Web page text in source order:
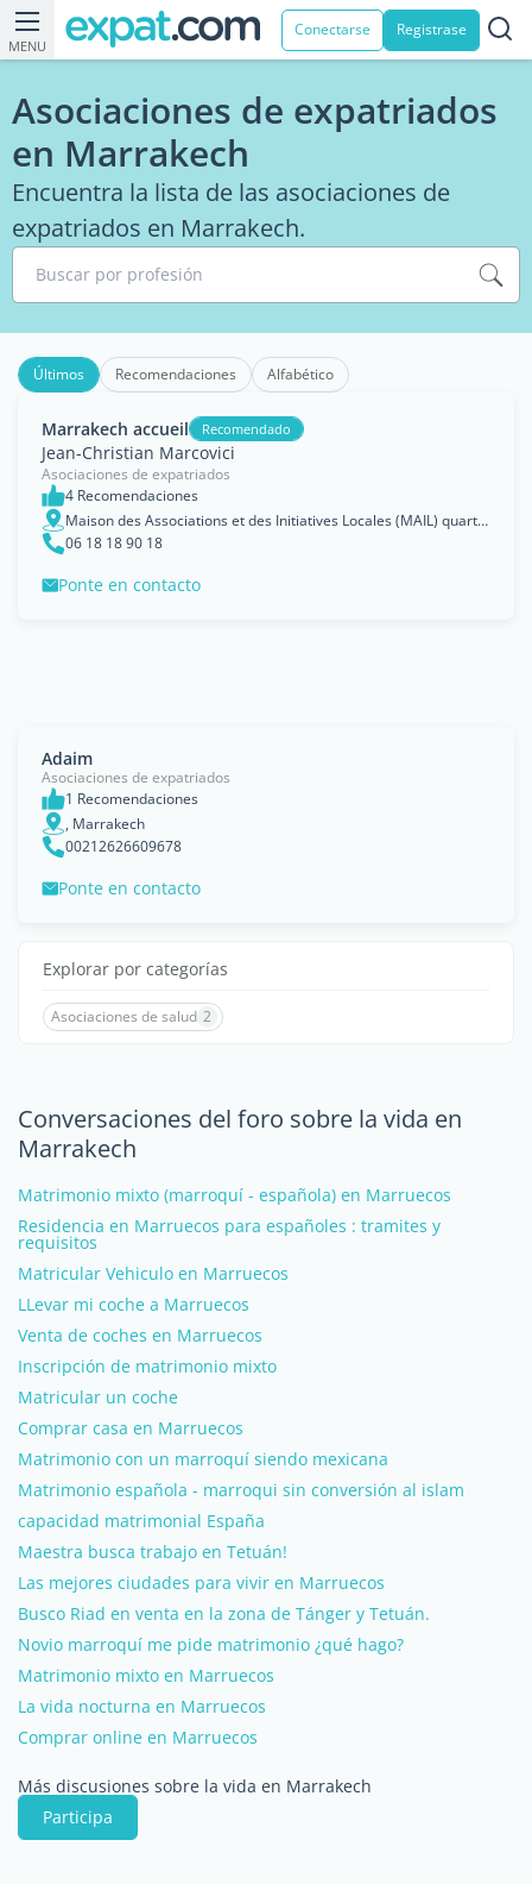
MENU
Conectarse Registrase
Asociaciones de expatriados
en Marrakech
Encuentra la lista de las asociaciones de
expatriados en Marrakech.
Buscar por profesión
Últimos Recomendaciones Alfabético
Marrakech accueil Recomendado
Jean-Christian Marcovici
Asociaciones de expatriados
4 Recomendaciones
Maison des Associations et des Initiatives Locales (MAIL) quartier Hassani, cité Castor, arrondissement Ménara, Marrakech
06 18 18 90 18
Ponte en contacto
Adaim
Asociaciones de expatriados
1 Recomendaciones
, Marrakech
00212626609678
Ponte en contacto
Explorar por categorías
Asociaciones de salud 2
Conversaciones del foro sobre la vida en
Marrakech
Matrimonio mixto (marroquí - española) en Marruecos
Residencia en Marruecos para españoles : tramites y
requisitos
Matricular Vehiculo en Marruecos
LLevar mi coche a Marruecos
Venta de coches en Marruecos
Inscripción de matrimonio mixto
Matricular un coche
Comprar casa en Marruecos
Matrimonio con un marroquí siendo mexicana
Matrimonio española - marroqui sin conversión al islam
capacidad matrimonial España
Maestra busca trabajo en Tetuán!
Las mejores ciudades para vivir en Marruecos
Busco Riad en venta en la zona de Tánger y Tetuán.
Novio marroquí me pide matrimonio ¿qué hago?
Matrimonio mixto en Marruecos
La vida nocturna en Marruecos
Comprar online en Marruecos
Más discusiones sobre la vida en Marrakech
Participa